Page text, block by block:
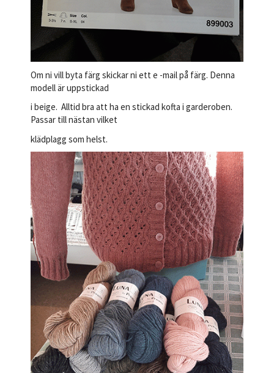
Om ni vill byta färg skickar ni ett e -mail på färg. Denna
modell är uppstickad
i beige. Alltid bra att ha en stickad kofta i garderoben.
Passar till nästan vilket
klädplagg som helst.